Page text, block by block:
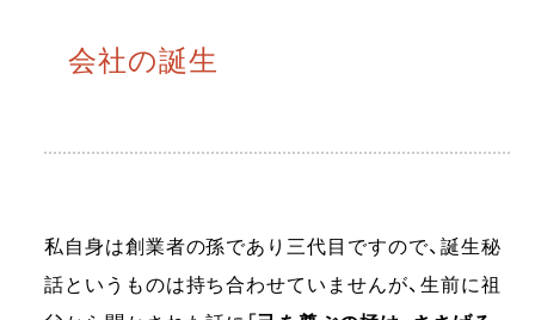
会社の誕生
私自身は創業者の孫であり三代目ですので、誕生秘
話というものは持ち合わせていませんが、生前に祖